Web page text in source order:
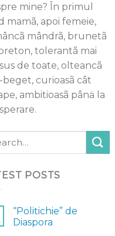
mine? În primul
mamã, apoi femeie,
mândrã, brunetã
tolerantã mai
de toate, olteancã
curioasã cât
ambitioasã pânä la
POSTS
“Politichie” de
Diaspora